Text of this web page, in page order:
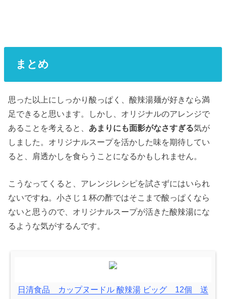
まとめ
思った以上にしっかり酸っぱく、酸辣湯麺が好きなら満
足できると思います。しかし、オリジナルのアレンジで
あることを考えると、 あまりにも面影がなさすぎる気が
しました。オリジナルスープを活かした味を期待してい
ると、肩透かしを食らうことになるかもしれません。
こうなってくると、アレンジレシピを試さずにはいられ
ないですね。小さじ１杯の酢ではそこまで酸っぱくなら
ないと思うので、オリジナルスープが活きた酸辣湯にな
るような気がするんです。
日清食品 カップヌードル 酸辣湯 ビッグ 12個 送